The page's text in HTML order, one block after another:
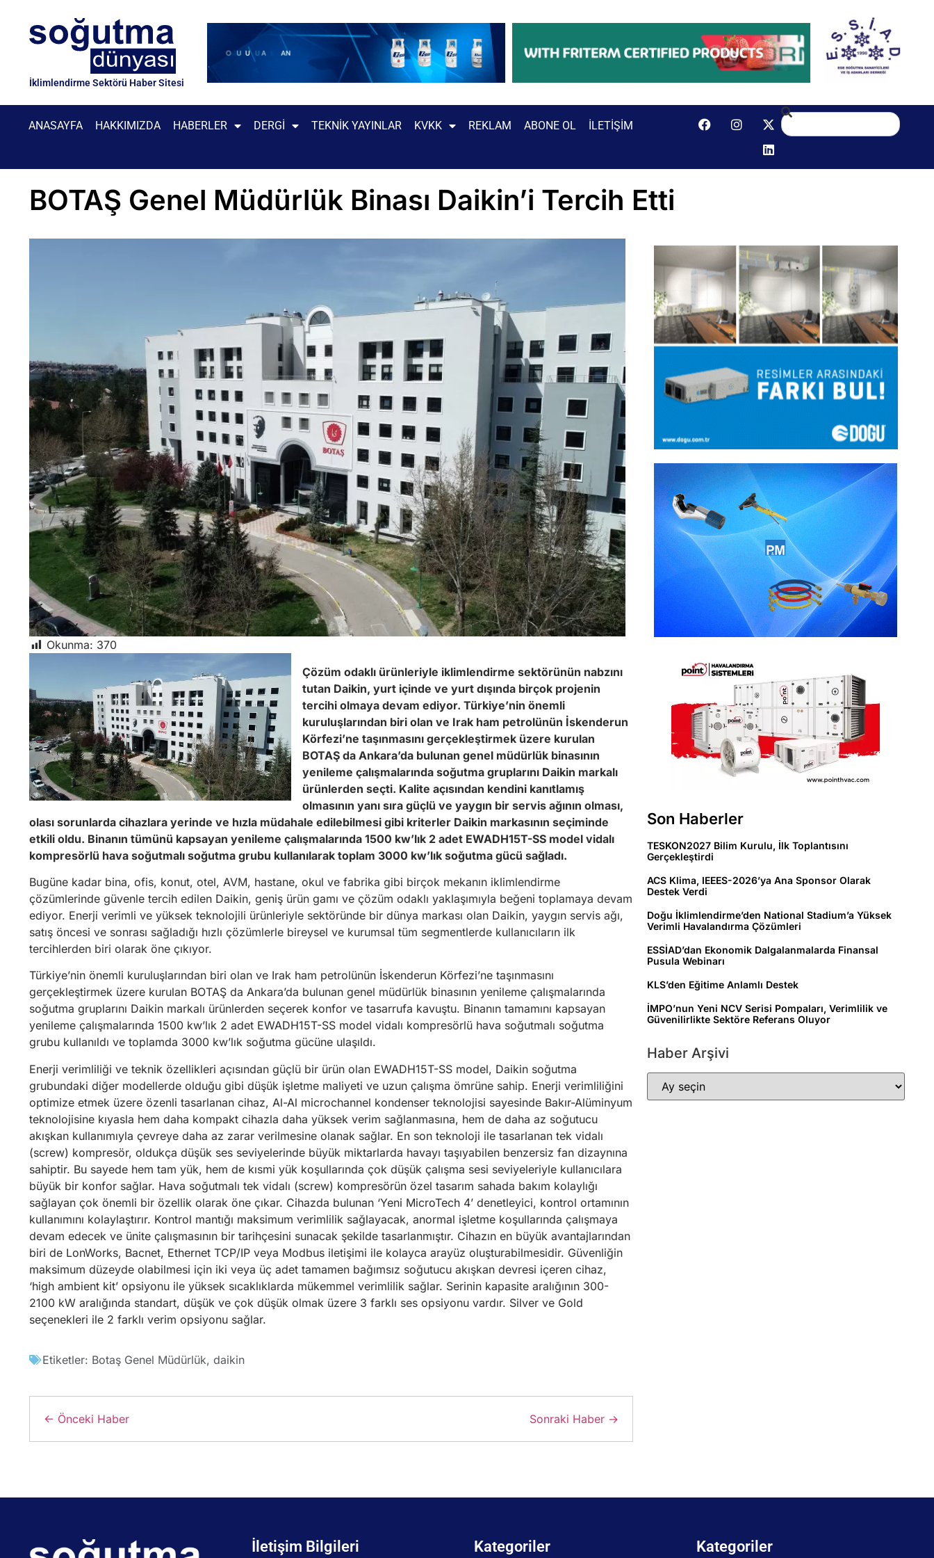
İklimlendirme Sektörü Haber Sitesi
ANASAYFA HAKKIMIZDA HABERLER DERGI TEKNIK YAYINLAR KVKK REKLAM ABONE OL İLETIŞIM
BOTAŞ Genel Müdürlük Binası Daikin’i Tercih Etti
Okunma: 370
Çözüm odaklı ürünleriyle iklimlendirme sektörünün nabzını
tutan Daikin, yurt içinde ve yurt dışında birçok projenin
tercihi olmaya devam ediyor. Türkiye’nin önemli
kuruluşlarından biri olan ve Irak ham petrolünün İskenderun
Körfezi’ne taşınmasını gerçekleştirmek üzere kurulan
BOTAŞ da Ankara’da bulunan genel müdürlük binasının
yenileme çalışmalarında soğutma gruplarını Daikin markalı
ürünlerden seçti. Kalite açısından kendini kanıtlamış
olmasının yanı sıra güçlü ve yaygın bir servis ağının olması,
olası sorunlarda cihazlara yerinde ve hızla müdahale edilebilmesi gibi kriterler Daikin markasının seçiminde
etkili oldu. Binanın tümünü kapsayan yenileme çalışmalarında 1500 kw’lık 2 adet EWADH15T-SS model vidalı
kompresörlü hava soğutmalı soğutma grubu kullanılarak toplam 3000 kw’lık soğutma gücü sağladı.
Bugüne kadar bina, ofis, konut, otel, AVM, hastane, okul ve fabrika gibi birçok mekanın iklimlendirme
çözümlerinde güvenle tercih edilen Daikin, geniş ürün gamı ve çözüm odaklı yaklaşımıyla beğeni toplamaya devam
ediyor. Enerji verimli ve yüksek teknolojili ürünleriyle sektöründe bir dünya markası olan Daikin, yaygın servis ağı,
satış öncesi ve sonrası sağladığı hızlı çözümlerle bireysel ve kurumsal tüm segmentlerde kullanıcıların ilk
tercihlerden biri olarak öne çıkıyor.
Türkiye’nin önemli kuruluşlarından biri olan ve Irak ham petrolünün İskenderun Körfezi’ne taşınmasını
gerçekleştirmek üzere kurulan BOTAŞ da Ankara’da bulunan genel müdürlük binasının yenileme çalışmalarında
soğutma gruplarını Daikin markalı ürünlerden seçerek konfor ve tasarrufa kavuştu. Binanın tamamını kapsayan
yenileme çalışmalarında 1500 kw’lık 2 adet EWADH15T-SS model vidalı kompresörlü hava soğutmalı soğutma
grubu kullanıldı ve toplamda 3000 kw’lık soğutma gücüne ulaşıldı.
Enerji verimliliği ve teknik özellikleri açısından güçlü bir ürün olan EWADH15T-SS model, Daikin soğutma
grubundaki diğer modellerde olduğu gibi düşük işletme maliyeti ve uzun çalışma ömrüne sahip. Enerji verimliliğini
optimize etmek üzere özenli tasarlanan cihaz, Al-Al microchannel kondenser teknolojisi sayesinde Bakır-Alüminyum
teknolojisine kıyasla hem daha kompakt cihazla daha yüksek verim sağlanmasına, hem de daha az soğutucu
akışkan kullanımıyla çevreye daha az zarar verilmesine olanak sağlar. En son teknoloji ile tasarlanan tek vidalı
(screw) kompresör, oldukça düşük ses seviyelerinde büyük miktarlarda havayı taşıyabilen benzersiz fan dizaynına
sahiptir. Bu sayede hem tam yük, hem de kısmi yük koşullarında çok düşük çalışma sesi seviyeleriyle kullanıcılara
büyük bir konfor sağlar. Hava soğutmalı tek vidalı (screw) kompresörün özel tasarım sahada bakım kolaylığı
sağlayan çok önemli bir özellik olarak öne çıkar. Cihazda bulunan ‘Yeni MicroTech 4’ denetleyici, kontrol ortamının
kullanımını kolaylaştırır. Kontrol mantığı maksimum verimlilik sağlayacak, anormal işletme koşullarında çalışmaya
devam edecek ve ünite çalışmasının bir tarihçesini sunacak şekilde tasarlanmıştır. Cihazın en büyük avantajlarından
biri de LonWorks, Bacnet, Ethernet TCP/IP veya Modbus iletişimi ile kolayca arayüz oluşturabilmesidir. Güvenliğin
maksimum düzeyde olabilmesi için iki veya üç adet tamamen bağımsız soğutucu akışkan devresi içeren cihaz,
‘high ambient kit’ opsiyonu ile yüksek sıcaklıklarda mükemmel verimlilik sağlar. Serinin kapasite aralığının 300-
2100 kW aralığında standart, düşük ve çok düşük olmak üzere 3 farklı ses opsiyonu vardır. Silver ve Gold
seçenekleri ile 2 farklı verim opsiyonu sağlar.
Etiketler: Botaş Genel Müdürlük, daikin
← Önceki Haber Sonraki Haber →
Son Haberler
TESKON2027 Bilim Kurulu, İlk Toplantısını
Gerçekleştirdi
ACS Klima, IEEES-2026’ya Ana Sponsor Olarak
Destek Verdi
Doğu İklimlendirme’den National Stadium’a Yüksek
Verimli Havalandırma Çözümleri
ESSİAD’dan Ekonomik Dalgalanmalarda Finansal
Pusula Webinarı
KLS’den Eğitime Anlamlı Destek
İMPO’nun Yeni NCV Serisi Pompaları, Verimlilik ve
Güvenilirlikte Sektöre Referans Oluyor
Haber Arşivi
İletişim Bilgileri Kategoriler Kategoriler